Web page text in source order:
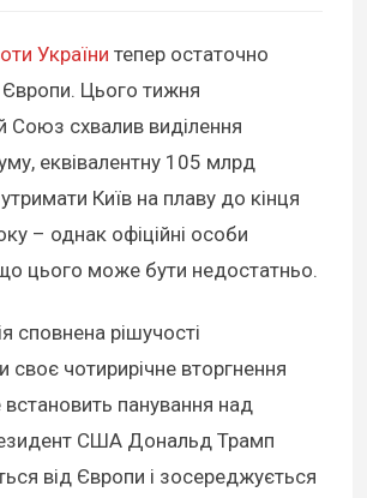
України тепер остаточно
Європи. Цього тижня
Союз схвалив виділення
еквівалентну 105 млрд
Київ на плаву до кінця
– однак офіційні особи
цього може бути недостатньо.
сповнена рішучості
своє чотирирічне вторгнення
панування над
США Дональд Трамп
від Європи і зосереджується